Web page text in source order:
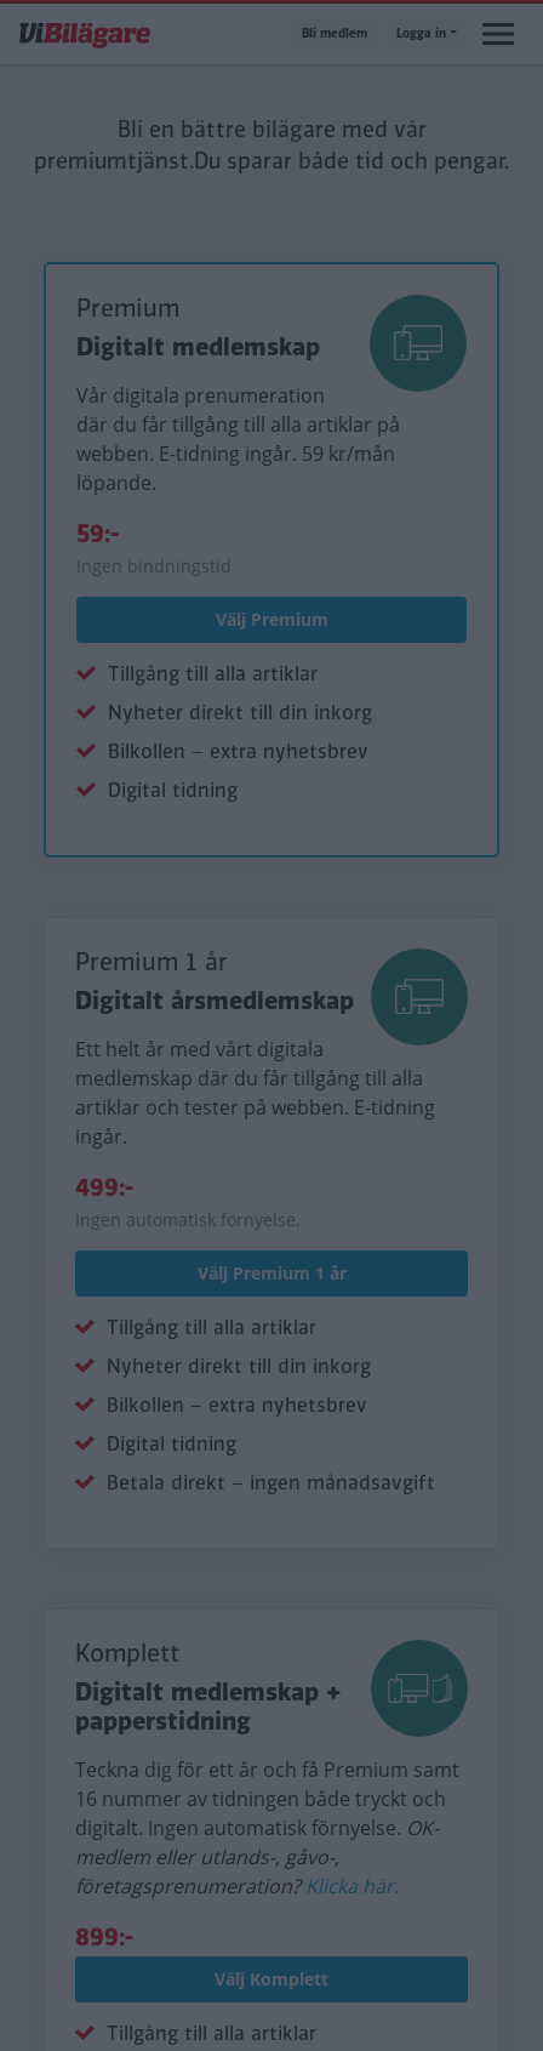
till
Bli medlem Logga in
Bli en bättre bilägare med vår
premiumtjänst.Du sparar både tid och pengar.
Premium
Digitalt medlemskap
Vår digitala prenumeration
där du får tillgång till alla artiklar på
webben. E-tidning ingår. 59 kr/mån
löpande.
59:-
Ingen bindningstid
Välj Premium
Tillgång till alla artiklar
Nyheter direkt till din inkorg
Bilkollen – extra nyhetsbrev
Digital tidning
Premium 1 år
Digitalt årsmedlemskap
Ett helt år med vårt digitala
medlemskap där du får tillgång till alla
artiklar och tester på webben. E-tidning
ingår.
499:-
Ingen automatisk förnyelse.
Välj Premium 1 år
Tillgång till alla artiklar
Nyheter direkt till din inkorg
Bilkollen – extra nyhetsbrev
Digital tidning
Betala direkt – ingen månadsavgift
Komplett
Digitalt medlemskap +
papperstidning
Teckna dig för ett år och få Premium samt
16 nummer av tidningen både tryckt och
digitalt. Ingen automatisk förnyelse. OK-
medlem eller utlands-, gåvo-,
företagsprenumeration?Klicka här.
899:-
Välj Komplett
Tillgång till alla artiklar